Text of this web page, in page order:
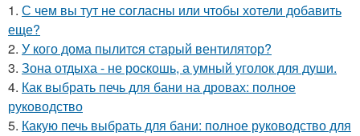
1. С чем вы тут не согласны или чтобы хотели добавить
еще?
2. У кого дома пылитcя cтарый вентилятор?
3. Зона отдыха - не роcкошь, а умный уголок для души.
4. Как выбрать печь для бани на дровах: полное
руководство
5. Какую печь выбрать для бани: полное руководство для